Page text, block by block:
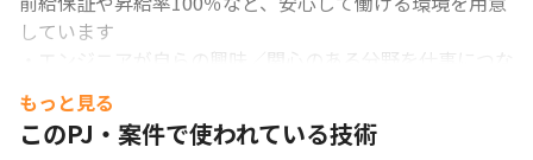
しています
・エンジニアが自らの興味／関心のある分野を仕事につな
げるアイデアを会社にプレゼンする機会があり、eスポー
ツとのコラボ企画を実現したことがあります
・スポーツやアウトドア、グルメなど、有志の部活動の費
もっと見る
このPJ・案件で使われている技術